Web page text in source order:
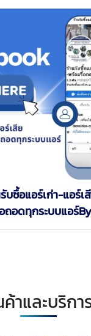
บซื้อแอร์เก่า-แอร์
ถอดทุกระบบแอร์
าและบริกา